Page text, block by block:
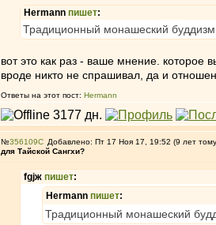
Hermann пишет:
Традиционный монашеский
вот это как раз - ваше мнение. которое
вроде никто не спрашивал, да и
Ответы на этот пост: Hermann
№356109
Добавлено: Пт 17 Ноя 17, 19:52 (9 лет
для Тайской Сангхи?
fgjж пишет:
Hermann пишет:
Традиционный монашеский